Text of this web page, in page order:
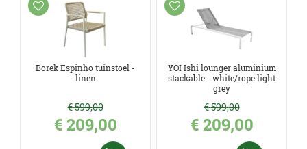
Borek Espinho tuinstoel -
linen
€599,00
€ 209,00
YOI Ishi lounger aluminium
stackable - white/rope light
grey
€599,00
€ 209,00